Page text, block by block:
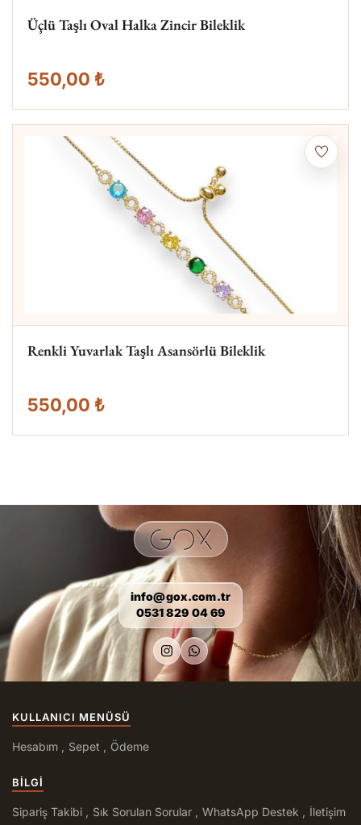
Üçlü Taşlı Oval Halka Zincir Bileklik
550,00 ₺
Renkli Yuvarlak Taşlı Asansörlü Bileklik
550,00 ₺
info@gox.com.tr
0531 829 04 69
KULLANICI MENÜSÜ
Hesabım Sepet Ödeme
BILGI
Sipariş Takibi Sık Sorulan Sorular WhatsApp Destek İletişim